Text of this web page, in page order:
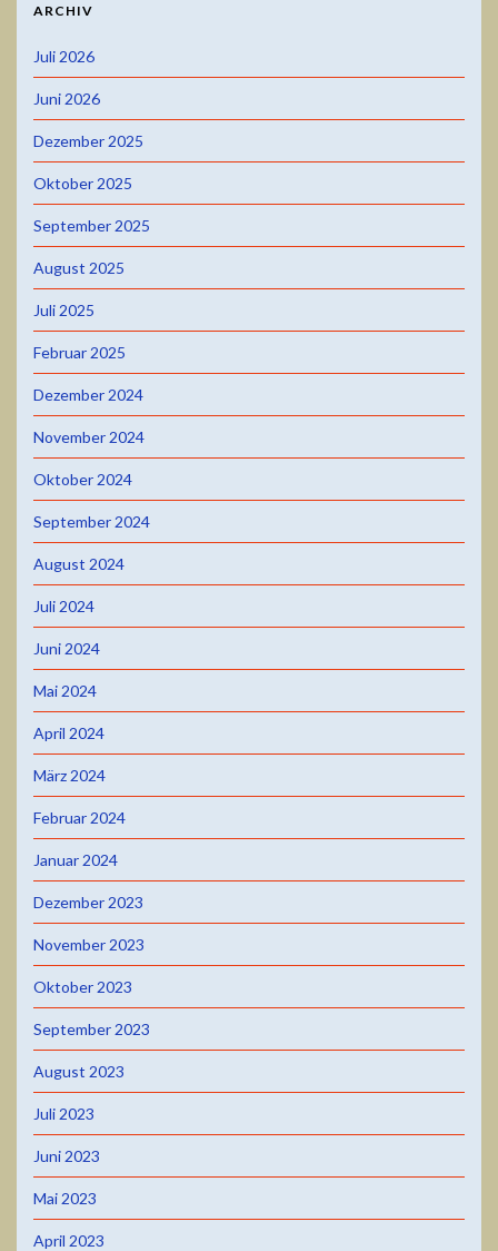
ARCHIV
Juli 2026
Juni 2026
Dezember 2025
Oktober 2025
September 2025
August 2025
Juli 2025
Februar 2025
Dezember 2024
November 2024
Oktober 2024
September 2024
August 2024
Juli 2024
Juni 2024
Mai 2024
April 2024
März 2024
Februar 2024
Januar 2024
Dezember 2023
November 2023
Oktober 2023
September 2023
August 2023
Juli 2023
Juni 2023
Mai 2023
April 2023